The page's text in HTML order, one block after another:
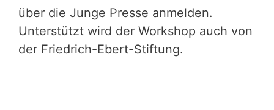
über die Junge Presse anmelden.
Unterstützt wird der Workshop auch von
der Friedrich-Ebert-Stiftung.